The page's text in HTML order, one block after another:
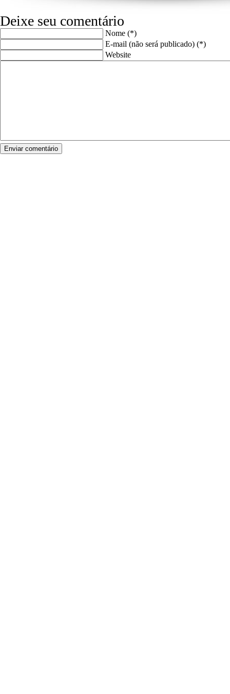
Deixe seu comentário
Nome (*)
E-mail (não será publicado) (*)
Website